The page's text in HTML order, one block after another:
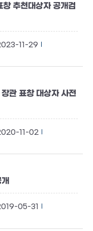
추천대상자 공개검
11-29
관 표창 대상자 사전
11-02
05-31